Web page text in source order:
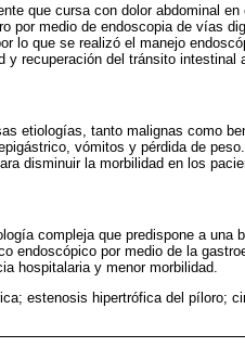
que cursa con dolor abdominal
por medio de endoscopia de vías
lo que se realizó el manejo
y recuperación del tránsito intestinal
etiologías, tanto malignas como
vómitos y pérdida de
disminuir la morbilidad en los
compleja que predispone a
endoscópico por medio de la
hospitalaria y menor morbilidad.
estenosis hipertrófica del píloro;